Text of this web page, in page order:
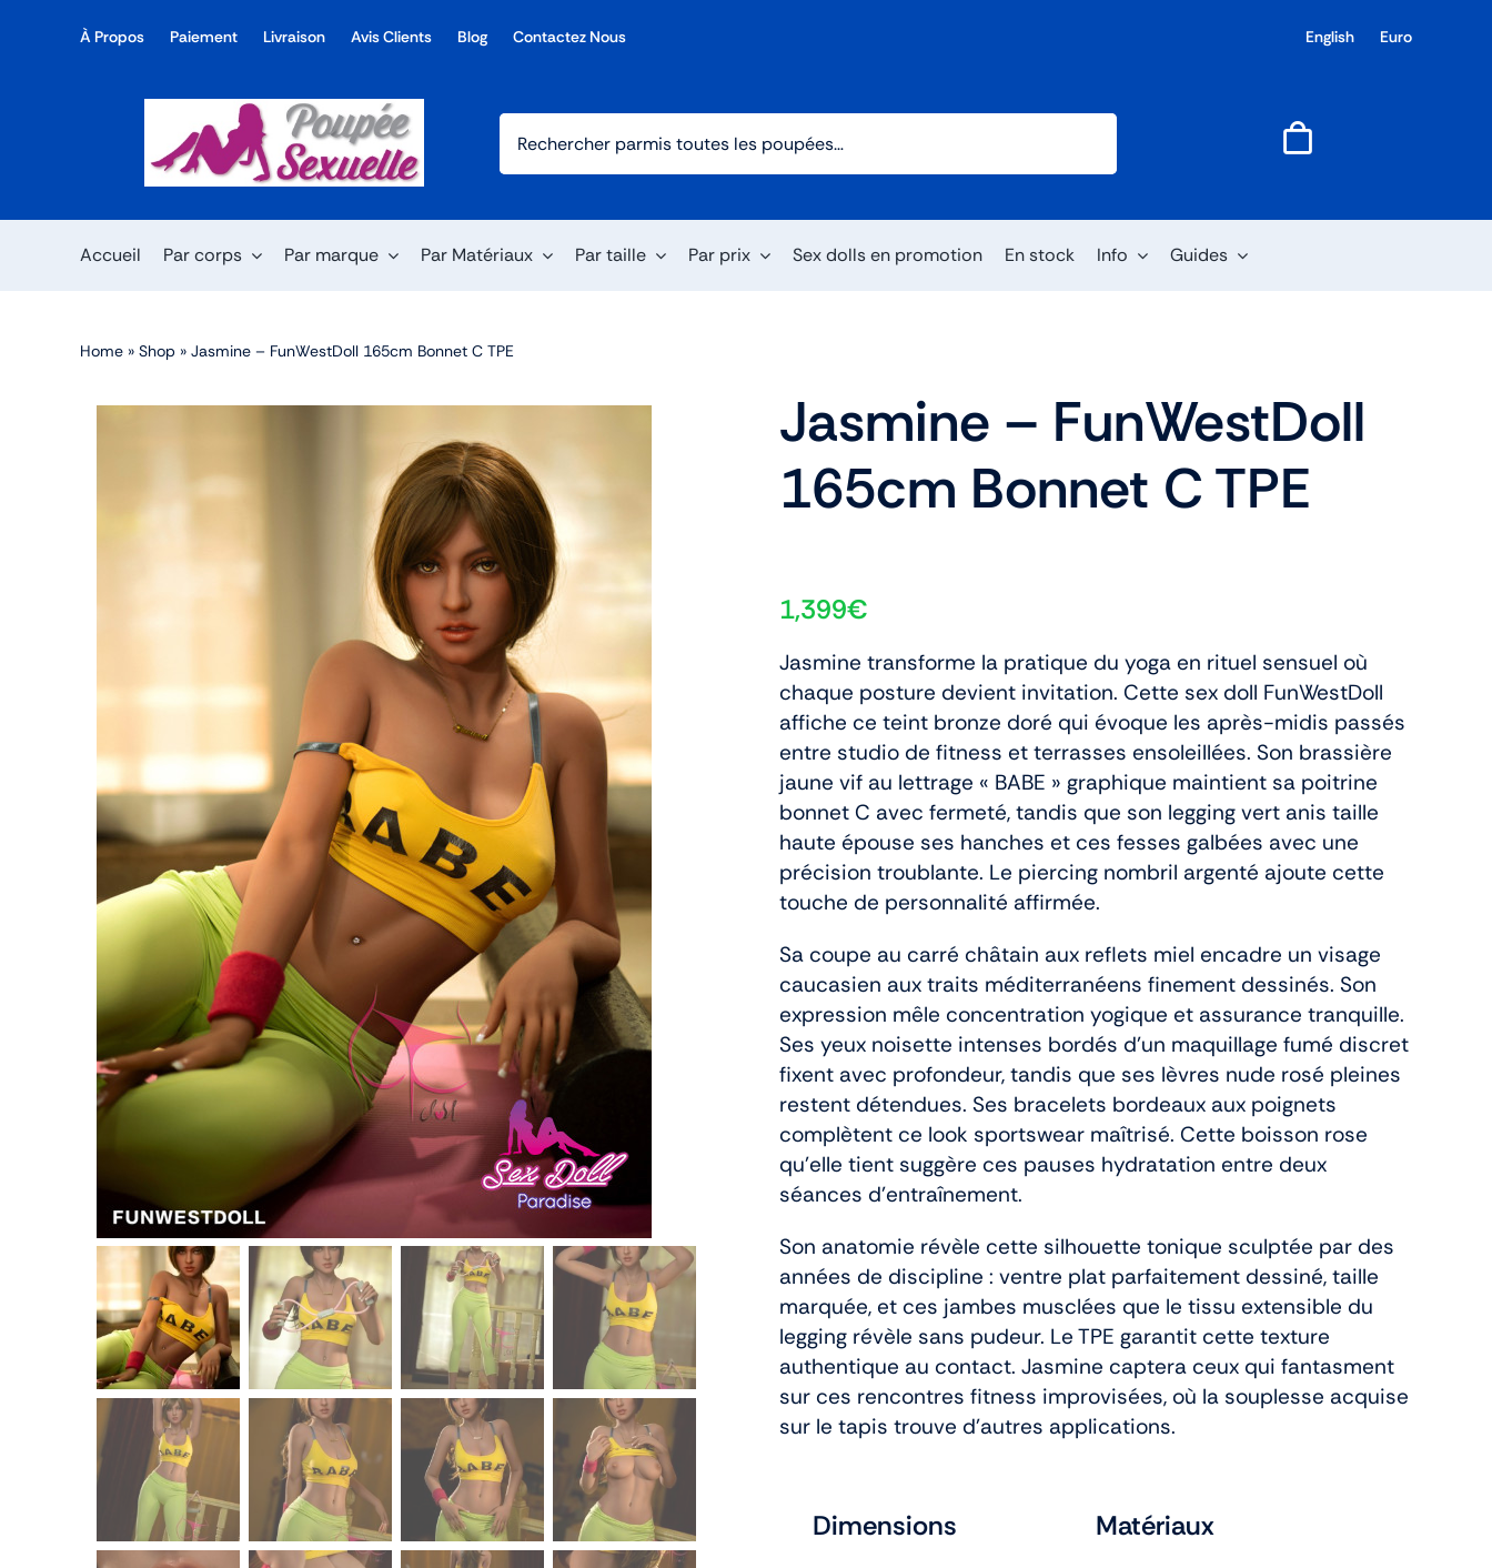
À Propos Paiement Livraison Avis Clients Blog Contactez Nous English Euro
Accueil Par corps Par marque Par Matériaux Par taille Par prix Sex dolls en promotion En stock Info Guides
Home » Shop » Jasmine – FunWestDoll 165cm Bonnet C TPE
Jasmine – FunWestDoll
165cm Bonnet C TPE
1,399€
Jasmine transforme la pratique du yoga en rituel sensuel où
chaque posture devient invitation. Cette sex doll FunWestDoll
affiche ce teint bronze doré qui évoque les après-midis passés
entre studio de fitness et terrasses ensoleillées. Son brassière
jaune vif au lettrage « BABE » graphique maintient sa poitrine
bonnet C avec fermeté, tandis que son legging vert anis taille
haute épouse ses hanches et ces fesses galbées avec une
précision troublante. Le piercing nombril argenté ajoute cette
touche de personnalité affirmée.
Sa coupe au carré châtain aux reflets miel encadre un visage
caucasien aux traits méditerranéens finement dessinés. Son
expression mêle concentration yogique et assurance tranquille.
Ses yeux noisette intenses bordés d’un maquillage fumé discret
fixent avec profondeur, tandis que ses lèvres nude rosé pleines
restent détendues. Ses bracelets bordeaux aux poignets
complètent ce look sportswear maîtrisé. Cette boisson rose
qu’elle tient suggère ces pauses hydratation entre deux
séances d’entraînement.
Son anatomie révèle cette silhouette tonique sculptée par des
années de discipline : ventre plat parfaitement dessiné, taille
marquée, et ces jambes musclées que le tissu extensible du
legging révèle sans pudeur. Le TPE garantit cette texture
authentique au contact. Jasmine captera ceux qui fantasment
sur ces rencontres fitness improvisées, où la souplesse acquise
sur le tapis trouve d’autres applications.
Dimensions Matériaux